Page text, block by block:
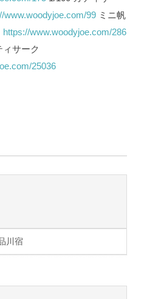
www.woodyjoe.com/99 ミニ帆
https://www.woodyjoe.com/286
ィサーク
25036
川宿